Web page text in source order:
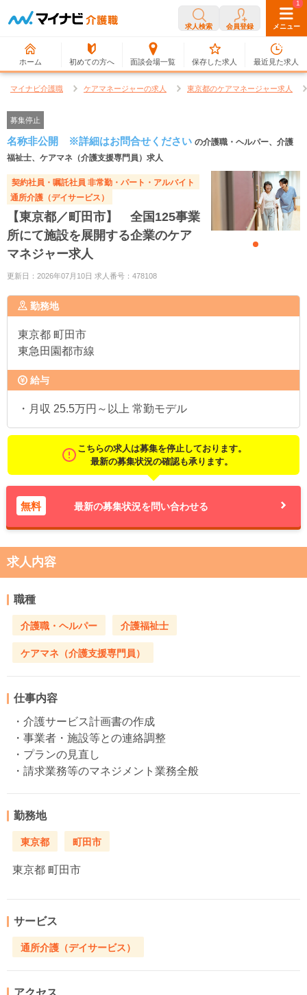
求人検索 会員登録 メニュー
ホーム 初めての方へ 面談会場一覧
0
保存した求人
1
最近見た求人
マイナビ介護職 ケアマネージャーの求人 東京都のケアマネージャー求人
募集停止
名称非公開 ※詳細はお問合せください の介護職・ヘルパー、介護
福祉士、ケアマネ（介護支援専門員）求人
契約社員・嘱託社員 非常勤・パート・アルバイト
通所介護（デイサービス）
【東京都／町田市】 全国125事業
所にて施設を展開する企業のケア
マネジャー求人
更新日：2026年07月10日 求人番号：478108
勤務地
東京都 町田市
東急田園都市線
給与
・月収 25.5万円～以上 常勤モデル
こちらの求人は募集を停止しております。
最新の募集状況の確認も承ります。
無料 最新の募集状況を問い合わせる
求人内容
職種
介護職・ヘルパー 介護福祉士
ケアマネ（介護支援専門員）
仕事内容
・介護サービス計画書の作成
・事業者・施設等との連絡調整
・プランの見直し
・請求業務等のマネジメント業務全般
勤務地
東京都 町田市
東京都 町田市
サービス
通所介護（デイサービス）
アクセス